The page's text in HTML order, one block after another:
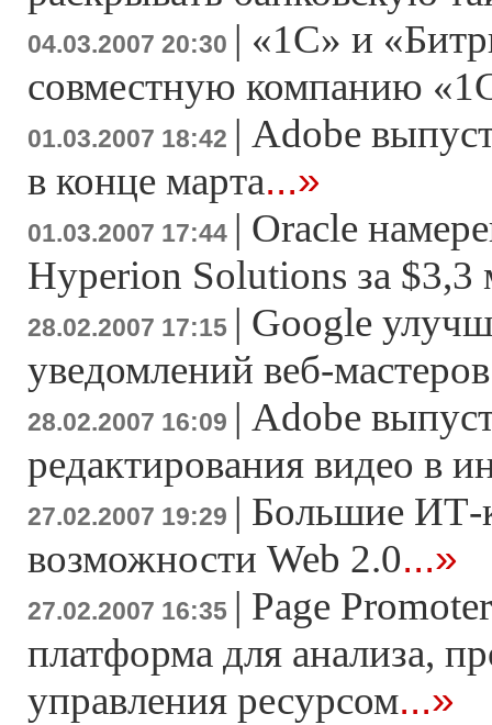
04.03.2007 20:30 | «1С» и
совместную компанию
01.03.2007 18:42 | Adobe
в конце марта...»
01.03.2007 17:44 | Oracle
Hyperion Solutions за
28.02.2007 17:15 | Google
уведомлений веб-мастеров
28.02.2007 16:09 | Adobe
редактирования видео в
27.02.2007 19:29 | Большие ИТ-
возможности Web 2.0...»
27.02.2007 16:35 | Page
платформа для анализа,
управления ресурсом...»